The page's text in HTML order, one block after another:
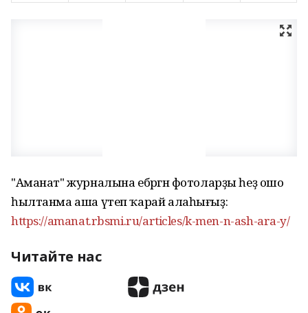
"Аманат" журналына ебәргән фотоларҙы һеҙ ошо
һылтанма аша үтеп ҡарай алаһығыҙ:
https://amanat.rbsmi.ru/articles/k-men-n-ash-ara-y/
Читайте нас